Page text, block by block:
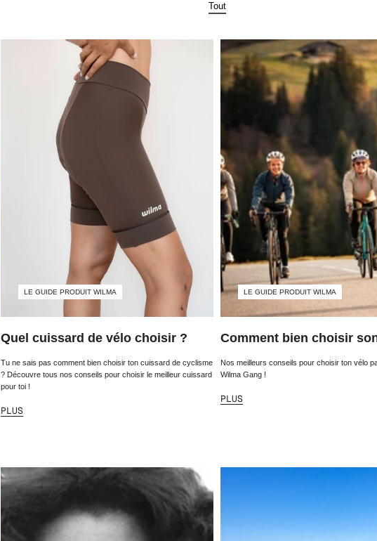
Tout
LE GUIDE PRODUIT WILMA
Quel cuissard de vélo choisir ?
Tu ne sais pas comment bien choisir ton cuissard de cyclisme
? Découvre tous nos conseils pour choisir le meilleur cuissard
pour toi !
PLUS
LE GUIDE PRODUIT WILMA
Comment bien choisir
Nos meilleurs conseils pour choisir ton vélo
Wilma Gang !
PLUS